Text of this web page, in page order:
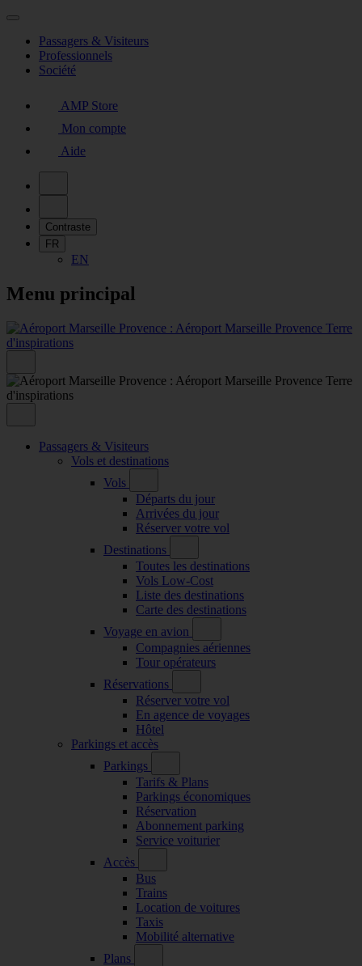
Passagers & Visiteurs
Professionnels
Société
AMP Store
Mon compte
Aide
Contraste
FR
EN
Menu principal
Passagers & Visiteurs
Vols et destinations
Vols
Départs du jour
Arrivées du jour
Réserver votre vol
Destinations
Toutes les destinations
Vols Low-Cost
Liste des destinations
Carte des destinations
Voyage en avion
Compagnies aériennes
Tour opérateurs
Réservations
Réserver votre vol
En agence de voyages
Hôtel
Parkings et accès
Parkings
Tarifs & Plans
Parkings économiques
Réservation
Abonnement parking
Service voiturier
Accès
Bus
Trains
Location de voitures
Taxis
Mobilité alternative
Plans